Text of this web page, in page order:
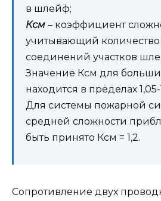
в шлейф;
Ксм – коэффициент
учитывающий количество
соединений участков
Значение Ксм для
находится в пределах 1,05-
Для системы пожарной
средней сложности
быть принято Ксм = 1,2.
Сопротивление двух